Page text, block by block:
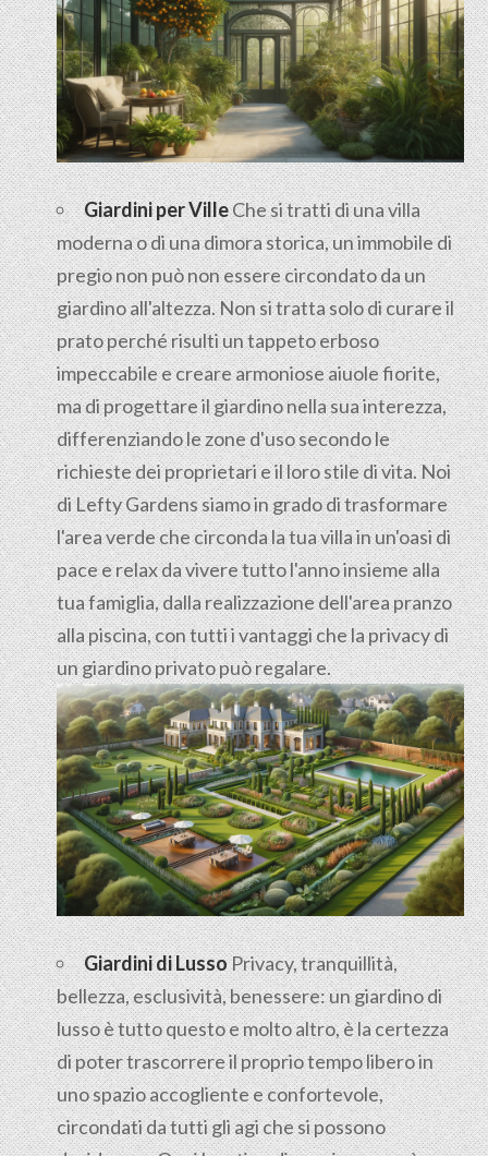
Giardini per VilleChe si tratti di una villa
moderna o di una dimora storica, un immobile di
pregio non può non essere circondato da un
giardino all'altezza. Non si tratta solo di curare il
prato perché risulti un tappeto erboso
impeccabile e creare armoniose aiuole fiorite,
ma di progettare il giardino nella sua interezza,
differenziando le zone d'uso secondo le
richieste dei proprietari e il loro stile di vita. Noi
di Lefty Gardens siamo in grado di trasformare
l'area verde che circonda la tua villa in un'oasi di
pace e relax da vivere tutto l'anno insieme alla
tua famiglia, dalla realizzazione dell'area pranzo
alla piscina, con tutti i vantaggi che la privacy di
un giardino privato può regalare.
Giardini di LussoPrivacy, tranquillità,
bellezza, esclusività, benessere: un giardino di
lusso è tutto questo e molto altro, è la certezza
di poter trascorrere il proprio tempo libero in
uno spazio accogliente e confortevole,
circondati da tutti gli agi che si possono